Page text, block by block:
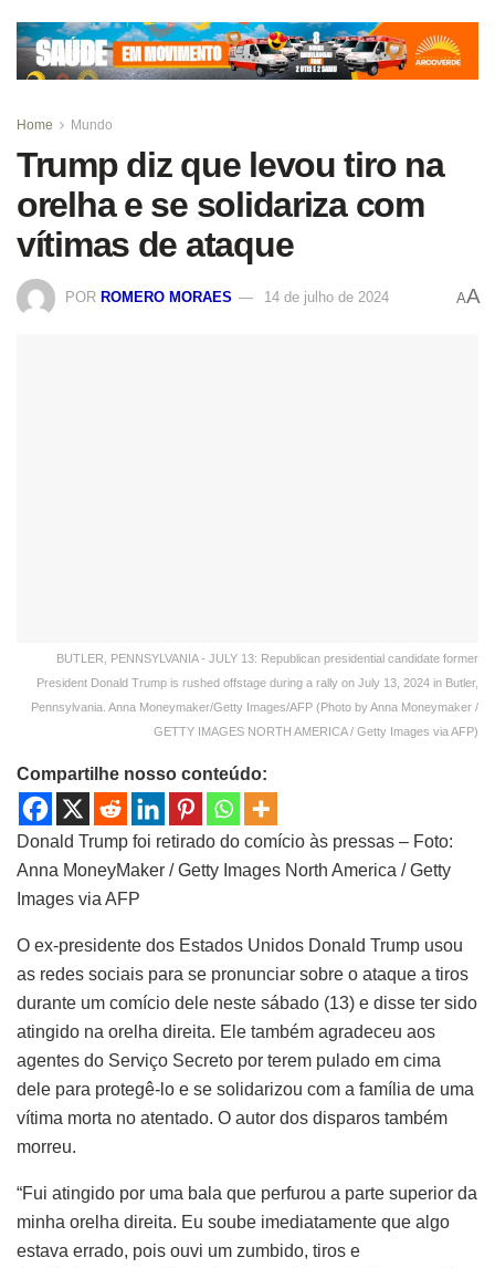
Home Mundo
Trump diz que levou tiro na
orelha e se solidariza com
vítimas de ataque
POR ROMERO MORAES 14 de julho de 2024 AA
BUTLER, PENNSYLVANIA - JULY 13: Republican presidential candidate former
President Donald Trump is rushed offstage during a rally on July 13, 2024 in Butler,
Pennsylvania. Anna Moneymaker/Getty Images/AFP (Photo by Anna Moneymaker /
GETTY IMAGES NORTH AMERICA / Getty Images via AFP)
Compartilhe nosso conteúdo:
Donald Trump foi retirado do comício às pressas – Foto:
Anna MoneyMaker / Getty Images North America / Getty
Images via AFP
O ex-presidente dos Estados Unidos Donald Trump usou
as redes sociais para se pronunciar sobre o ataque a tiros
durante um comício dele neste sábado (13) e disse ter sido
atingido na orelha direita. Ele também agradeceu aos
agentes do Serviço Secreto por terem pulado em cima
dele para protegê-lo e se solidarizou com a família de uma
vítima morta no atentado. O autor dos disparos também
morreu.
“Fui atingido por uma bala que perfurou a parte superior da
minha orelha direita. Eu soube imediatamente que algo
estava errado, pois ouvi um zumbido, tiros e